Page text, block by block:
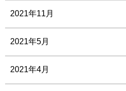
2021年11月
2021年5月
2021年4月